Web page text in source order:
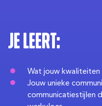
Je leert:
Wat jouw kwaliteiten
Jouw unieke
communicatiestijlen